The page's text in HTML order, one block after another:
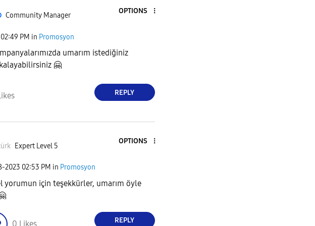
Community Manager
OPTIONS
02:49 PM in Promosyon
umarım istediğiniz
🤗
REPLY
Expert Level 5
OPTIONS
2023 02:53 PM in Promosyon
yorumun için teşekkürler, umarım öyle
0 Likes REPLY